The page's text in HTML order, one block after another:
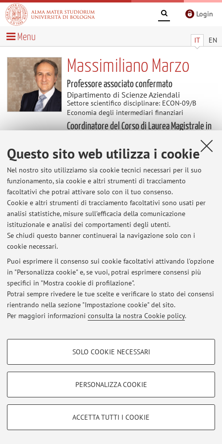
Questo sito web utilizza i cookie
Nel nostro sito utilizziamo sia cookie tecnici necessari per il suo
funzionamento, sia cookie e altri strumenti di tracciamento
facoltativi che potrai attivare solo con il tuo consenso.
Cookie e altri strumenti di tracciamento facoltativi sono usati per
analisi statistiche, misure sull'efficacia della comunicazione
istituzionale e analisi dei comportamenti degli utenti.
Se chiudi questo banner continuerai la navigazione solo con i
cookie necessari.
Puoi esprimere il consenso sui cookie facoltativi attivando l'opzione
in "Personalizza cookie" e, se vuoi, potrai esprimere consensi più
specifici in "Mostra cookie di profilazione".
Potrai sempre rivedere le tue scelte e verificare lo stato dei consensi
rientrando nella sezione "Impostazione cookie" del sito.
Per maggiori informazioni consulta la nostra Cookie policy.
COOKIE DI PROFILAZIONE - FACOLTATIVI
COOKIE TECNICI - NECESSARI
Si tratta di cookie tecnici utilizzati, a titolo esemplificativo, per il corretto
SOLO COOKIE NECESSARI
PERSONALIZZA COOKIE
ACCETTA TUTTI I COOKIE
Login
IT EN
Menu
Massimiliano Marzo
Professore associato confermato
Dipartimento di Scienze Aziendali
Settore scientifico disciplinare: ECON-09/B
Economia degli intermediari finanziari
Coordinatore del Corso di Laurea Magistrale in
Avvisi
Al momento non sono presenti avvisi.
Area riservata
Accedi tramitelogin
© 2026 - ALMA MATER STUDIORUM - Università di Bologna - Via
Zamboni, 33 - 40126 Bologna - Partita IVA: 01131710376
Privacy
Note legali | Impostazioni Cookie